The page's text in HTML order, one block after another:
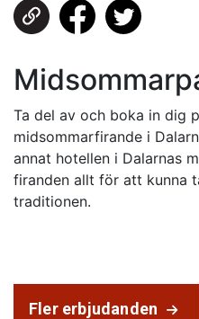
Ta del av och boka in dig
midsommarfirande i
annat hotellen i Dalarnas
firanden allt för att kunna
traditionen.
Fler erbjudanden